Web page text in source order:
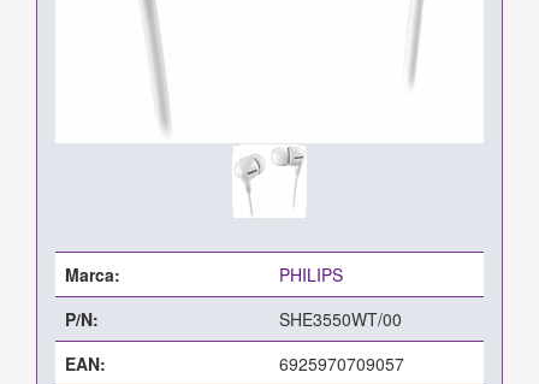
Marca:
PHILIPS
P/N:
SHE3550WT/00
EAN:
6925970709057